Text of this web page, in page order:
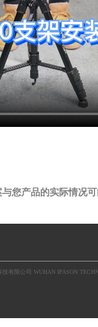
您产品的实际情况
有限公司 WUHAN IPASON